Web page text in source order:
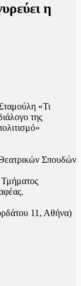
η
«Τι
της
Σπουδών
11, Αθήνα)